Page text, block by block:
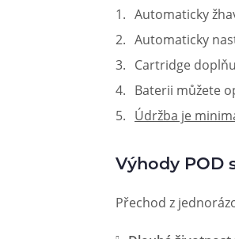
Automaticky
Automaticky
Cartridge
Baterii můžete
Údržba je
Výhody POD
Přechod z